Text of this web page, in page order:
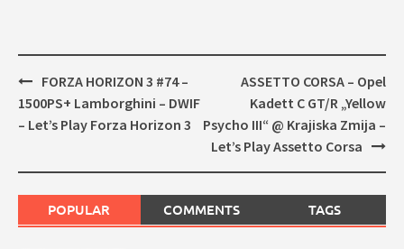
Post
navigation
FORZA HORIZON 3 #74 –
1500PS+ Lamborghini – DWIF
– Let’s Play Forza Horizon 3
ASSETTO CORSA – Opel
Kadett C GT/R „Yellow
Psycho III“ @ Krajiska Zmija –
Let’s Play Assetto Corsa
POPULAR COMMENTS TAGS